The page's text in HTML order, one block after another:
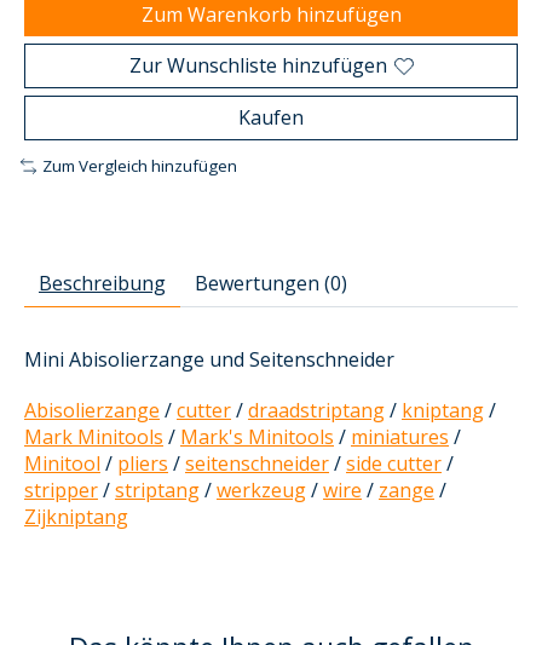
Zum Warenkorb hinzufügen
Zur Wunschliste hinzufügen
Kaufen
Zum Vergleich hinzufügen
Beschreibung Bewertungen (0)
Mini Abisolierzange und Seitenschneider
Abisolierzange /cutter/draadstriptang/ kniptang/
Mark Minitools / Mark's Minitools / miniatures /
Minitool / pliers /seitenschneider/side cutter/
stripper/striptang/werkzeug/wire / zange /
Zijkniptang